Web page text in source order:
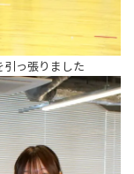
っ張りました